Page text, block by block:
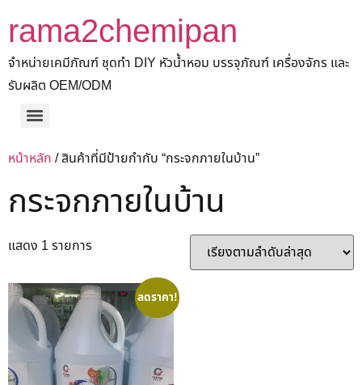
rama2chemipan
จำหน่ายเคมีภัณฑ์ ชุดทำ DIY หัวน้ำหอม บรรจุภัณฑ์ เครื่องจักร และ
รับผลิต OEM/ODM
หน้าหลัก / สินค้าที่มีป้ายกำกับ “กระจกภายในบ้าน”
กระจกภายในบ้าน
แสดง 1 รายการ
ลดราคา!